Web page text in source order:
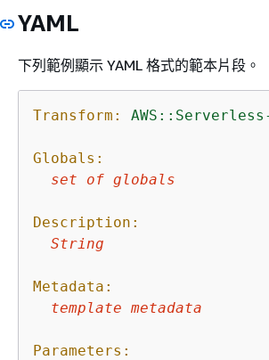
YAML
下列範例顯示 YAML 格式的範本片段。
Transform:
Globals:
set
of globals
Description:
String
Metadata:
template metadata
Parameters: